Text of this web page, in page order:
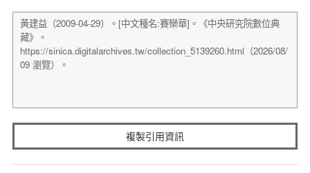
複製引用資訊